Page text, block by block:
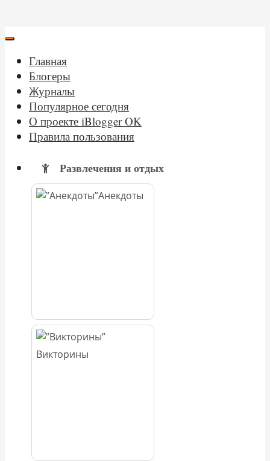
Главная
Блогеры
Журналы
Популярное сегодня
О проекте iBlogger OK
Правила пользования
Развлечения и отдых
Анекдоты
Викторины